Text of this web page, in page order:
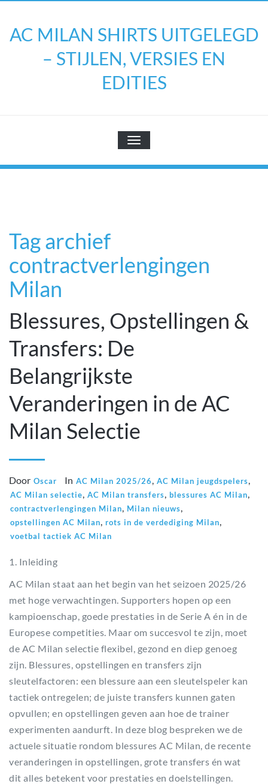
inhoud
AC MILAN SHIRTS UITGELEGD
– STIJLEN, VERSIES EN
EDITIES
TOGGLE NAVIGATIE
Tag archief
contractverlengingen
Milan
Blessures, Opstellingen &
Transfers: De
Belangrijkste
Veranderingen in de AC
Milan Selectie
Door Oscar In AC Milan 2025/26, AC Milan jeugdspelers,
AC Milan selectie, AC Milan transfers, blessures AC Milan,
contractverlengingen Milan, Milan nieuws,
opstellingen AC Milan, rots in de verdediging Milan,
voetbal tactiek AC Milan
1. Inleiding
AC Milan staat aan het begin van het seizoen 2025/26
met hoge verwachtingen. Supporters hopen op een
kampioenschap, goede prestaties in de Serie A én in de
Europese competities. Maar om succesvol te zijn, moet
de AC Milan selectie flexibel, gezond en diep genoeg
zijn. Blessures, opstellingen en transfers zijn
sleutelfactoren: een blessure aan een sleutelspeler kan
tactiek ontregelen; de juiste transfers kunnen gaten
opvullen; en opstellingen geven aan hoe de trainer
experimenten aandurft. In deze blog bespreken we de
actuele situatie rondom blessures AC Milan, de recente
veranderingen in opstellingen, grote transfers én wat
dit alles betekent voor prestaties en doelstellingen.